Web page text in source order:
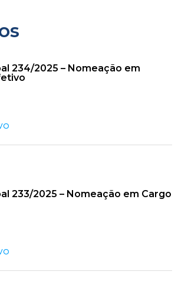
234/2025 – Nomeação em
233/2025 – Nomeação em Cargo